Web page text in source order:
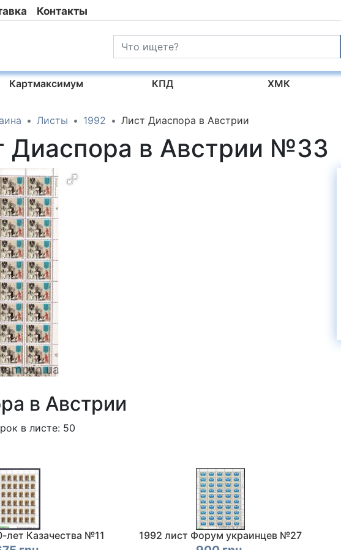
Контакты
Картмаксимум КПД ХМК
Листы 1992 Лист Диаспора в Австрии
Диаспора в Австрии №33
в Австрии
в листе: 50
лет Казачества №11 1992 лист Форум украинцев №27